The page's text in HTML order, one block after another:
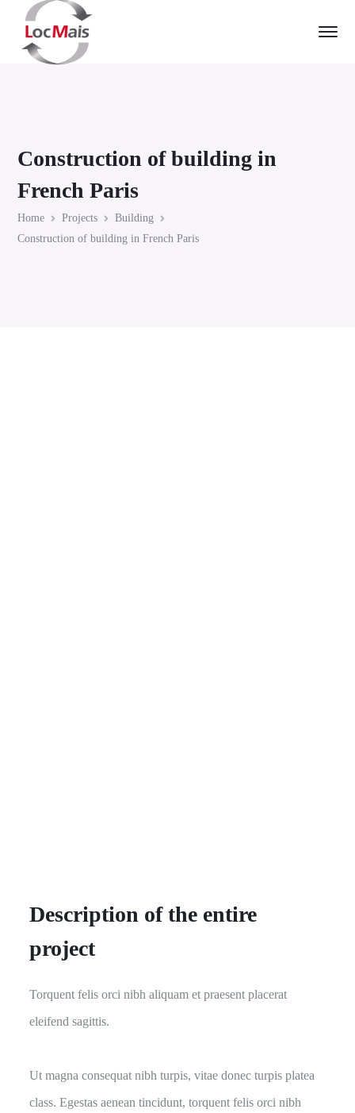
Construction of building in
French Paris
Home Projects
Building
Construction of building in French Paris
Description of the entire
project
Torquent felis orci nibh aliquam et praesent placerat
eleifend sagittis.
Ut magna consequat nibh turpis, vitae donec turpis platea
class. Egestas aenean tincidunt, torquent felis orci nibh